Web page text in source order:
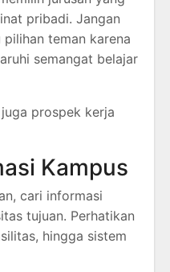
pribadi. Jangan
teman karena
semangat belajar
prospek kerja
Kampus
cari informasi
tujuan. Perhatikan
hingga sistem